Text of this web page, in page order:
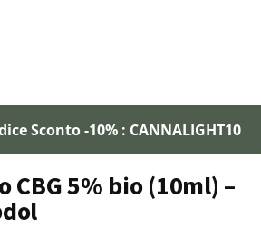
Sconto -10% : CANNALIGHT10
CBG 5% bio (10ml) –